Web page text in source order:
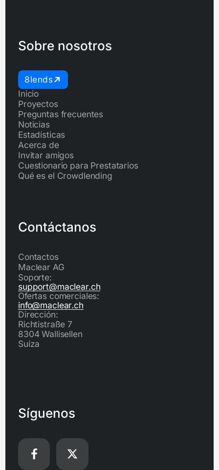
Sobre nosotros
8lends
Inicio
Proyectos
Preguntas frecuentes
Noticias
Estadísticas
Acerca de
Invitar amigos
Cuestionario para Prestatarios
Qué es el Crowdlending
Contáctanos
Contactos
Maclear AG
Soporte:
support@maclear.ch
Ofertas comerciales:
info@maclear.ch
Dirección:
Richtistraße 7
8304 Wallisellen
Suiza
Síguenos